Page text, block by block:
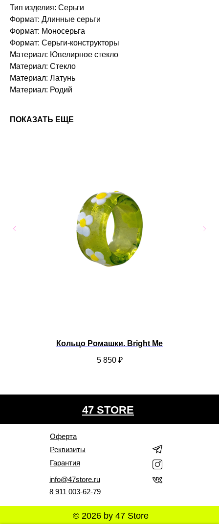
Тип изделия: Серьги
Формат: Длинные серьги
Формат: Моносерьга
Формат: Серьги-конструкторы
Материал: Ювелирное стекло
Материал: Стекло
Материал: Латунь
Материал: Родий
ПОКАЗАТЬ ЕЩЕ
Кольцо Ромашки. Bright Me
5 850 ₽
info@47store.ru
© 2026 by 47 Store
Оферта
Реквизиты
Гарантия
47 STORE
8 911 003-62-79